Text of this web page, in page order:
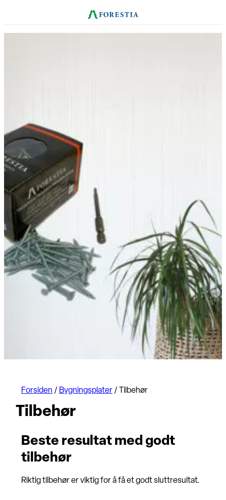
innhold
Forsiden / Bygningsplater/ Tilbehør
Tilbehør
Beste resultat med godt
tilbehør
Riktig tilbehør er viktig for å få et godt sluttresultat.